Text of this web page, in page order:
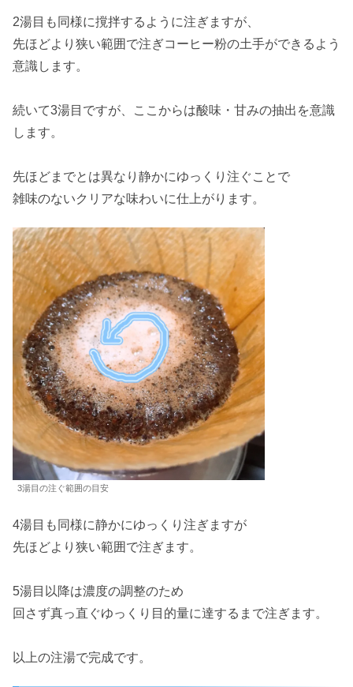
2湯目も同様に撹拌するように注ぎますが、
先ほどより狭い範囲で注ぎコーヒー粉の土手ができるよう
意識します。
続いて3湯目ですが、ここからは酸味・甘みの抽出を意識
します。
先ほどまでとは異なり静かにゆっくり注ぐことで
雑味のないクリアな味わいに仕上がります。
3湯目の注ぐ範囲の目安
4湯目も同様に静かにゆっくり注ぎますが
先ほどより狭い範囲で注ぎます。
5湯目以降は濃度の調整のため
回さず真っ直ぐゆっくり目的量に達するまで注ぎます。
以上の注湯で完成です。